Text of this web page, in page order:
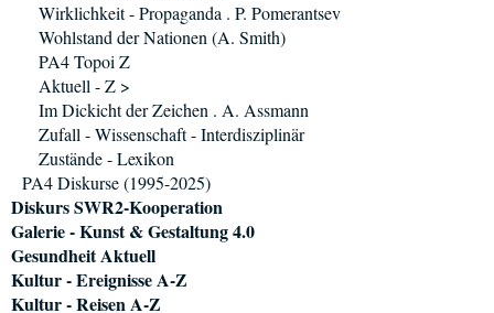
Wirklichkeit - Propaganda . P. Pomerantsev
Wohlstand der Nationen (A. Smith)
PA4 Topoi Z
Aktuell - Z >
Im Dickicht der Zeichen . A. Assmann
Zufall - Wissenschaft - Interdisziplinär
Zustände - Lexikon
PA4 Diskurse (1995-2025)
Diskurs SWR2-Kooperation
Galerie - Kunst & Gestaltung 4.0
Gesundheit Aktuell
Kultur - Ereignisse A-Z
Kultur - Reisen A-Z